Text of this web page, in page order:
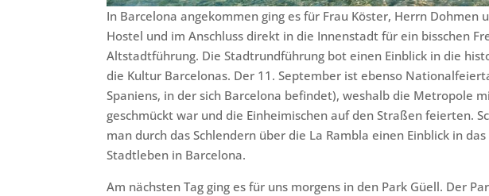
In Barcelona angekommen ging es für Frau Köster, Herrn Dohmen
Hostel und im Anschluss direkt in die Innenstadt für ein bisschen
Altstadtführung. Die Stadtrundführung bot einen Einblick in die
die Kultur Barcelonas. Der 11. September ist ebenso
Spaniens, in der sich Barcelona befindet), weshalb die Metropole
geschmückt war und die Einheimischen auf den Straßen feierten.
man durch das Schlendern über die La Rambla einen Einblick in
Stadtleben in Barcelona.
Am nächsten Tag ging es für uns morgens in den Park Güell. Der